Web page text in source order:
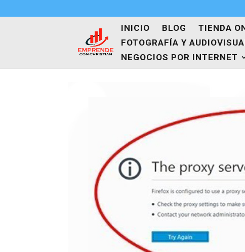
INICIO BLOG TIENDA
FOTOGRAFÍA Y
NEGOCIOS POR INTERNET